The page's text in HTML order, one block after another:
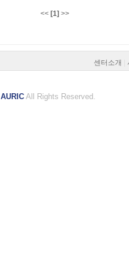
<< [1] >>
센터소개
AURIC All Rights Reserved.